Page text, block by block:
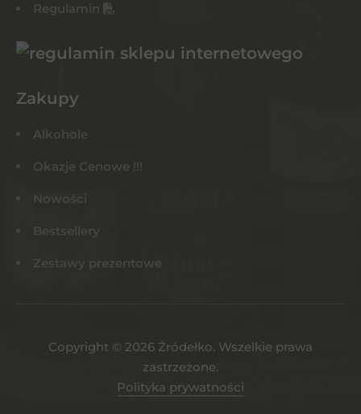
Regulamin
Zakupy
Alkohole
Okazje Cenowe !!!
Nowości
Bestsellery
Zestawy prezentowe
Copyright © 2026 Żródełko. Wszelkie prawa
zastrzeżone.
Polityka prywatności